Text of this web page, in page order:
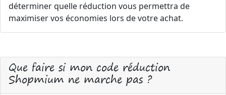
déterminer quelle réduction vous permettra de
maximiser vos économies lors de votre achat.
Que faire si mon code réduction
Shopmium ne marche pas ?